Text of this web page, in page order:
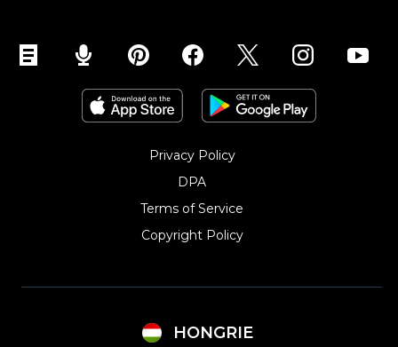
Privacy Policy
DPA
Terms of Service
Copyright Policy‎
HONGRIE